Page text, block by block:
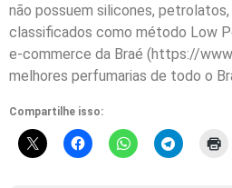
não possuem silicones,
classificados como método Low
e-commerce da Braé (https://
melhores perfumarias de todo o
Compartilhe isso: